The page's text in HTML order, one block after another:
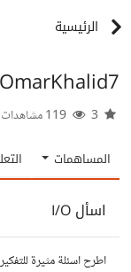
الرئيسية
OmarKhalid7
المساهمات
اسأل I/O